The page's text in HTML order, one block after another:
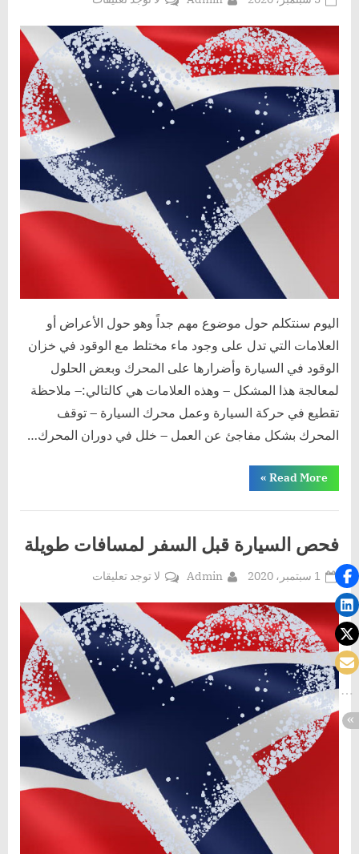
وجود
ماء
مختلط
مع
الوقود
خزان
السيارة
اليوم سنتكلم حول موضوع مهم جداً وهو حول الأعراض أو
العلامات التي تدل على وجود ماء مختلط مع الوقود في خزان
الوقود في السيارة وأضرارها على المحرك وبعض الحلول
لمعالجة هذا المشكل – وهذه العلامات هي كالتالي:– ملاحظة
تقطيع في حركة السيارة وعمل محرك السيارة – توقف
المحرك بشكل مفاجئ عن العمل – خلل في دوران المحرك…
Read More“علامات
وجود
مختلط
الوقود
في
خزان
»
فحص السيارة قبل السفر لمسافات طويلة
Posted1 سبتمبر، 2020 By
Admin لا توجد تعليقاتعلى
السيارة
قبل
السفر
لمسافات
طويلة